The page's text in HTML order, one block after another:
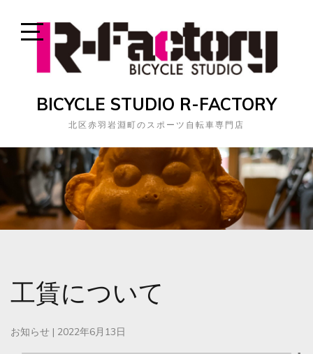
Open
Sidebar
BICYCLE STUDIO R-FACTORY
北区赤羽岩淵町のスポーツ自転車専門店
工賃について
お知らせ | 2022年6月13日